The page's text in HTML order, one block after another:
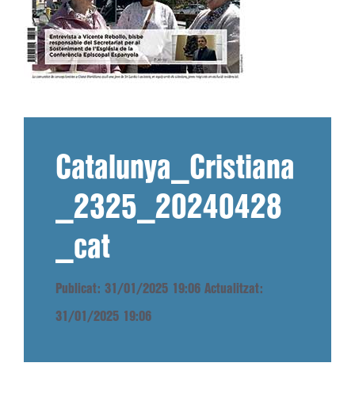
Catalunya_Cristiana
_2325_20240428
_cat
Publicat: 31/01/2025 19:06 Actualitzat:
31/01/2025 19:06